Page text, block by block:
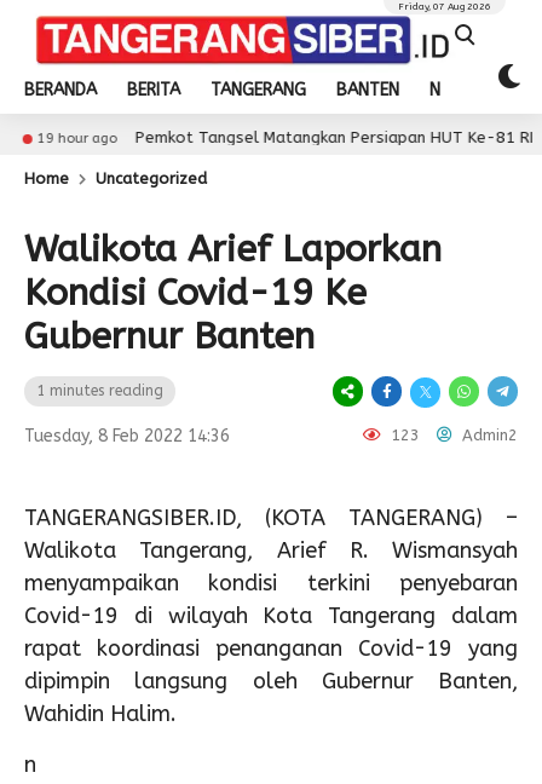
BERANDA BERITA TANGERANG BANTEN NASIONAL
Friday, 07 Aug 2026
Pemkot Tangsel Matangkan Persiapan HUT Ke-81 RI 19
Home Uncategorized
Walikota Arief Laporkan
Kondisi Covid-19 Ke
Gubernur Banten
1 minutes reading
Tuesday, 8 Feb 2022 14:36 123 Admin2
TANGERANGSIBER.ID, (KOTA TANGERANG) –
Walikota Tangerang, Arief R. Wismansyah
menyampaikan kondisi terkini penyebaran
Covid-19 di wilayah Kota Tangerang dalam
rapat koordinasi penanganan Covid-19 yang
dipimpin langsung oleh Gubernur Banten,
Wahidin Halim.
n